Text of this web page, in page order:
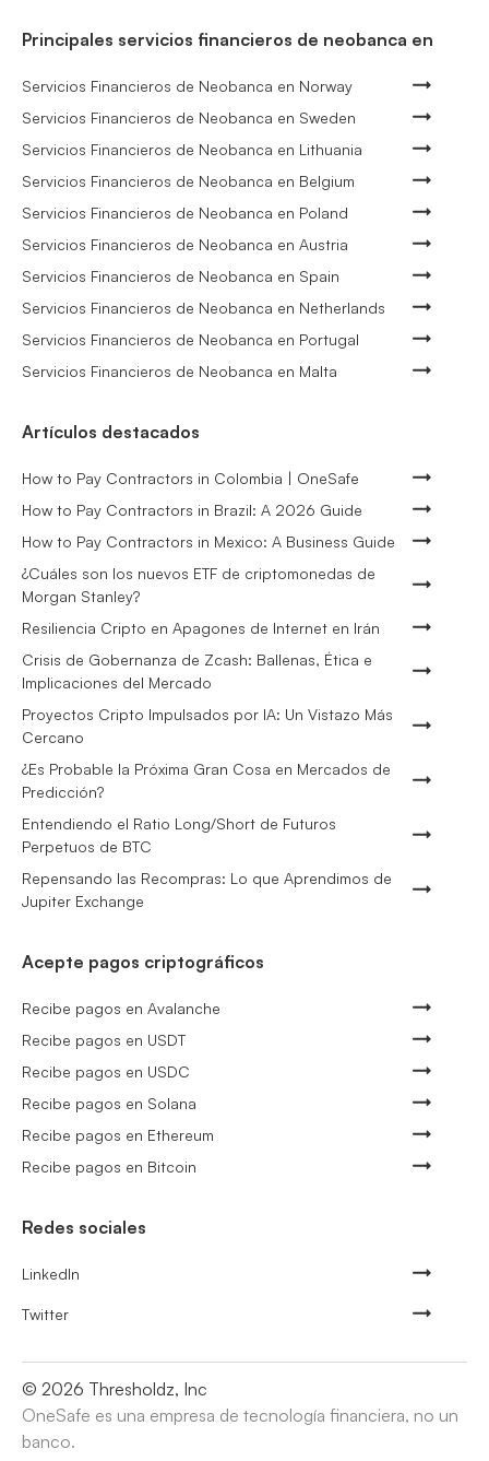
Principales servicios financieros de neobanca en
Servicios Financieros de Neobanca en Norway
Servicios Financieros de Neobanca en Sweden
Servicios Financieros de Neobanca en Lithuania
Servicios Financieros de Neobanca en Belgium
Servicios Financieros de Neobanca en Poland
Servicios Financieros de Neobanca en Austria
Servicios Financieros de Neobanca en Spain
Servicios Financieros de Neobanca en Netherlands
Servicios Financieros de Neobanca en Portugal
Servicios Financieros de Neobanca en Malta
Artículos destacados
How to Pay Contractors in Colombia | OneSafe
How to Pay Contractors in Brazil: A 2026 Guide
How to Pay Contractors in Mexico: A Business Guide
¿Cuáles son los nuevos ETF de criptomonedas de
Morgan Stanley?
Resiliencia Cripto en Apagones de Internet en Irán
Crisis de Gobernanza de Zcash: Ballenas, Ética e
Implicaciones del Mercado
Proyectos Cripto Impulsados por IA: Un Vistazo Más
Cercano
¿Es Probable la Próxima Gran Cosa en Mercados de
Predicción?
Entendiendo el Ratio Long/Short de Futuros
Perpetuos de BTC
Repensando las Recompras: Lo que Aprendimos de
Jupiter Exchange
Acepte pagos criptográficos
Recibe pagos en Avalanche
Recibe pagos en USDT
Recibe pagos en USDC
Recibe pagos en Solana
Recibe pagos en Ethereum
Recibe pagos en Bitcoin
Redes sociales
LinkedIn
Twitter
© 2026 Thresholdz, Inc
OneSafe es una empresa de tecnología financiera, no un
banco.